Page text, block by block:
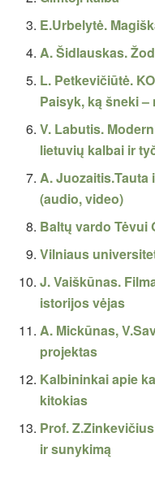
E.Urbelytė.
A. Šidlauskas.
L. Petkevičiūtė.
Paisyk, ką šneki
V. Labutis.
lietuvių kalbai ir
A.
(audio, video)
Baltų vardo Tėvui
Vilniaus
J. Vaiškūnas.
istorijos vėjas
A. Mickūnas,
projektas
Kalbininkai apie
kitokias
Prof.
ir sunykimą